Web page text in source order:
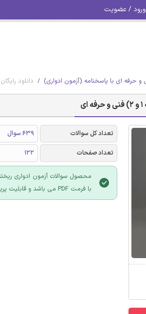
ورود / عضویت
و حرفه ای با پاسخنامه (آزمون ادواری) دانلود رایگان
تعداد کل سوالات 639 سوال
تعداد صفحات
122
با فرمت PDF می باشد و قابلیت پرینت نیز دارد.